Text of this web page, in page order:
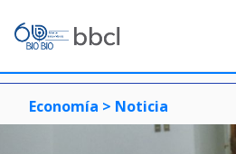
Economía > Noticia